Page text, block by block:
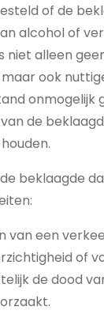
of de
alcohol of
niet alleen
ook
onmogelijk
de
beklaagde
van een
of
de dood